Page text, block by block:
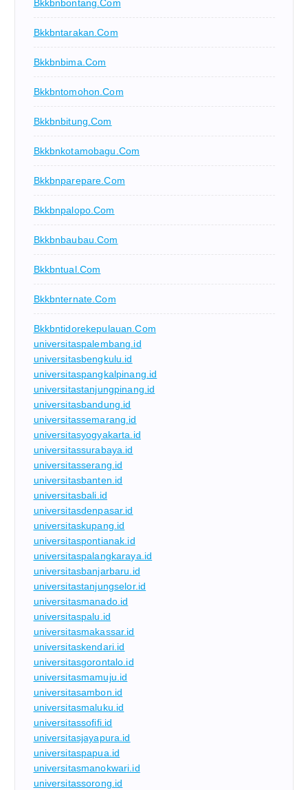
Bkkbnbontang.com
Bkkbntarakan.com
Bkkbnbima.com
Bkkbntomohon.com
Bkkbnbitung.com
Bkkbnkotamobagu.com
Bkkbnparepare.com
Bkkbnpalopo.com
Bkkbnbaubau.com
Bkkbntual.com
Bkkbnternate.com
Bkkbntidorekepulauan.com
universitaspalembang.id
universitasbengkulu.id
universitaspangkalpinang.id
universitastanjungpinang.id
universitasbandung.id
universitassemarang.id
universitasyogyakarta.id
universitassurabaya.id
universitasserang.id
universitasbanten.id
universitasbali.id
universitasdenpasar.id
universitaskupang.id
universitaspontianak.id
universitaspalangkaraya.id
universitasbanjarbaru.id
universitastanjungselor.id
universitasmanado.id
universitaspalu.id
universitasmakassar.id
universitaskendari.id
universitasgorontalo.id
universitasmamuju.id
universitasambon.id
universitasmaluku.id
universitassofifi.id
universitasjayapura.id
universitaspapua.id
universitasmanokwari.id
universitassorong.id